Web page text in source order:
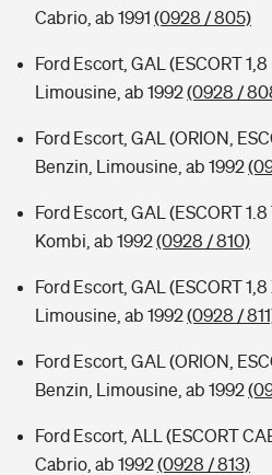
Cabrio, ab 1991 (0928 / 805)
Ford Escort, GAL (ESCORT
Limousine, ab 1992(0928 /
Ford Escort, GAL (ORION,
Benzin, Limousine, ab 1992
Ford Escort, GAL (ESCORT
Kombi, ab 1992(0928 / 810)
Ford Escort, GAL (ESCORT
Limousine, ab 1992(0928 /
Ford Escort, GAL (ORION,
Benzin, Limousine, ab 1992
Ford Escort, ALL (ESCORT
Cabrio, ab 1992(0928 / 813)